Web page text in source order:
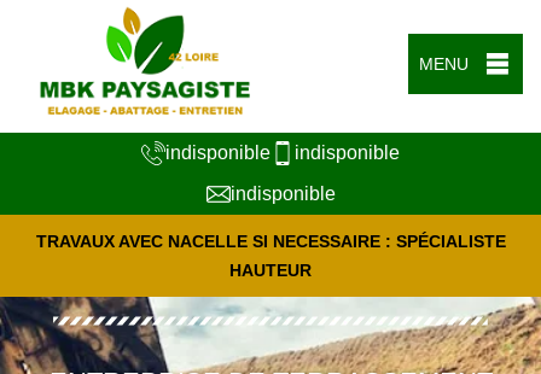
MENU
indisponible
indisponible
indisponible
TRAVAUX AVEC NACELLE SI NECESSAIRE : SPÉCIALISTE
HAUTEUR